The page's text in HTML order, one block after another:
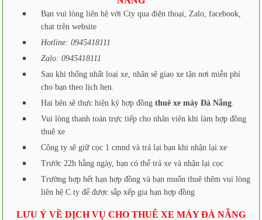
Bạn vui lòng liên hệ với Cty qua điện thoại, Zalo, facebook,
chat trên website
Hotline: 0945418111
Zalo: 0945418111
Sau khi thống nhất loại xe, nhân sẽ giao xe tận nơi miễn phí
cho bạn theo lịch hẹn.
Hai bên sẽ thực hiện ký hợp đồngthuê xe máy Đà Nẵng
Vui lòng thanh toán trực tiếp cho nhân viên khi làm hợp đồng
thuê xe
Công ty sẽ giữ cọc 1 cmnd và trả lại bạn khi nhận lại xe
Trước 22h hằng ngày, bạn có thể trả xe và nhận lại cọc
Trường hợp hết hạn hợp đồng và bạn muốn thuê thêm vui lòng
liên hệ C.ty để được sắp xếp gia hạn hợp đồng
LƯU Ý VỀ DỊCH VỤ CHO THUÊ XE MÁY ĐÀ NẴNG